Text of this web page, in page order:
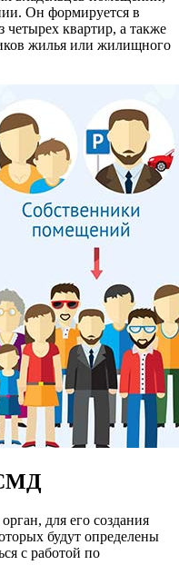
Он формируется в
квартир, а также
жилья или жилищного
для его создания
будут определены
с работой по